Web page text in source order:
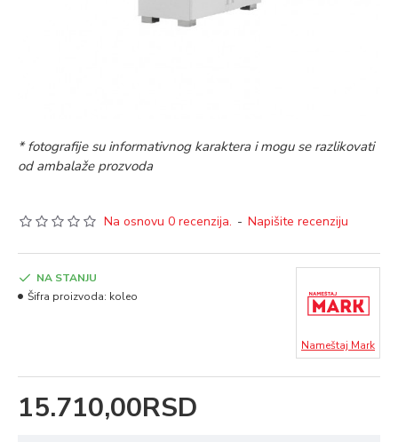
* fotografije su informativnog karaktera i mogu se razlikovati
od ambalaže prozvoda
Na osnovu 0 recenzija. - Napišite recenziju
15.710,00RSD
NA STANJU
Šifra proizvoda: koleo
Nameštaj Mark